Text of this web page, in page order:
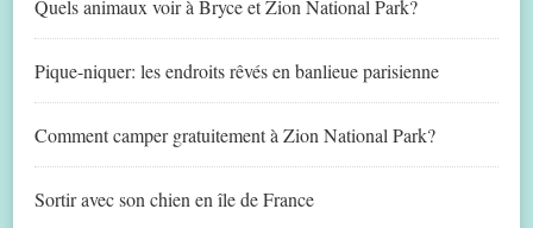
Quels animaux voir à Bryce et Zion National Park?
Pique-niquer: les endroits rêvés en banlieue parisienne
Comment camper gratuitement à Zion National Park?
Sortir avec son chien en île de France